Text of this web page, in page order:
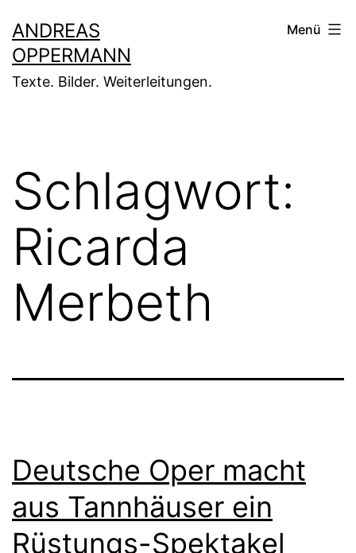
Inhalt
springen
ANDREAS
OPPERMANN
Texte. Bilder. Weiterleitungen.
Menü
Schlagwort:
Ricarda
Merbeth
Deutsche Oper macht
aus Tannhäuser ein
Rüstungs-Spektakel